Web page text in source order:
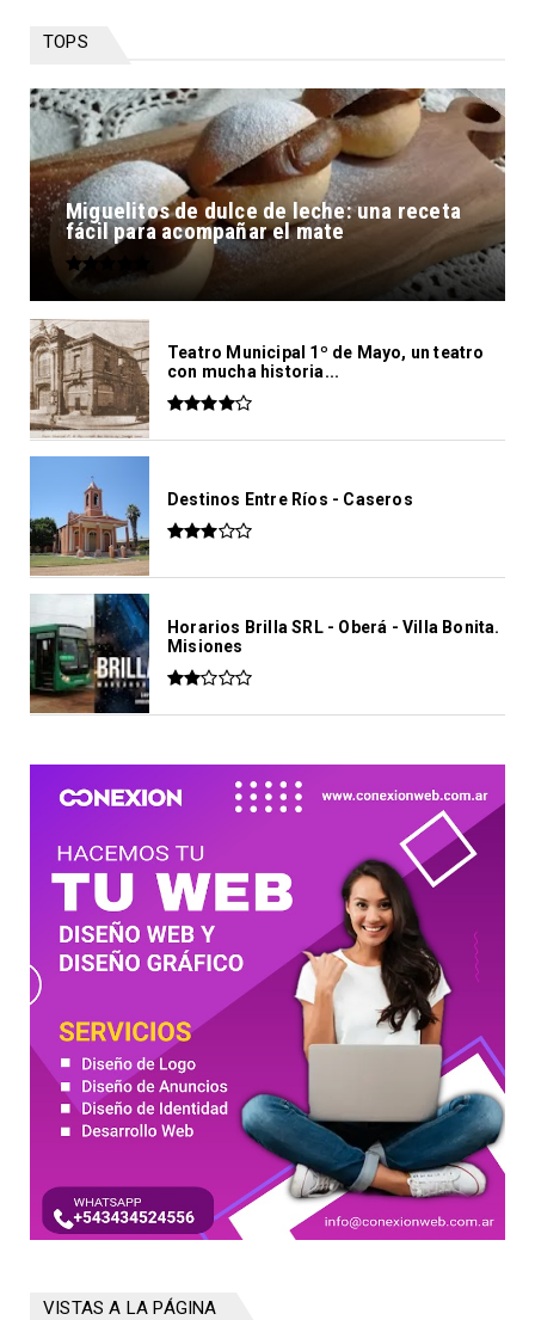
TOPS
Miguelitos de dulce de leche: una receta
fácil para acompañar el mate
Teatro Municipal 1º de Mayo, un teatro
con mucha historia...
Destinos Entre Ríos - Caseros
Horarios Brilla SRL - Oberá - Villa Bonita.
Misiones
VISTAS A LA PÁGINA